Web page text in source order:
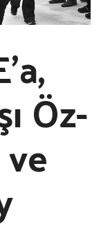
Öz-